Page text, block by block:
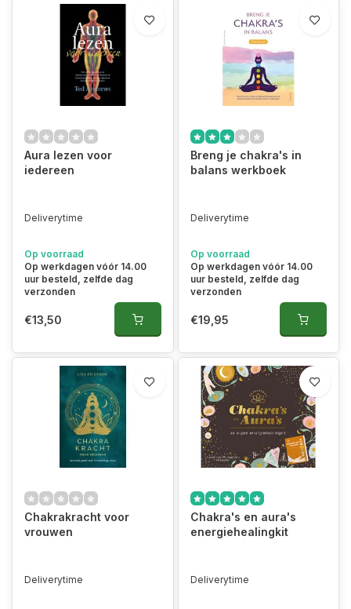
Aura lezen voor
iedereen
Deliverytime
Op voorraad
Op werkdagen vóór 14.00
uur besteld, zelfde dag
verzonden
€13,50
Breng je chakra's in
balans werkboek
Deliverytime
Op voorraad
Op werkdagen vóór 14.00
uur besteld, zelfde dag
verzonden
€19,95
Chakrakracht voor
vrouwen
Deliverytime
Chakra's en aura's
energiehealingkit
Deliverytime